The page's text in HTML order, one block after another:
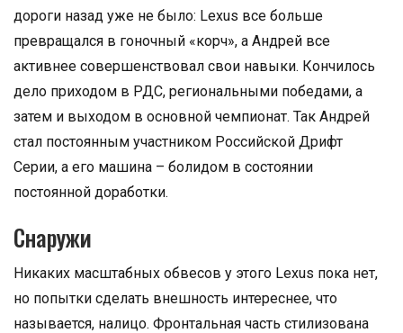
дороги назад уже не было: Lexus все больше
превращался в гоночный «корч», а Андрей все
активнее совершенствовал свои навыки. Кончилось
дело приходом в РДС, региональными победами, а
затем и выходом в основной чемпионат. Так Андрей
стал постоянным участником Российской Дрифт
Серии, а его машина – болидом в состоянии
постоянной доработки.
Снаружи
Никаких масштабных обвесов у этого Lexus пока нет,
но попытки сделать внешность интереснее, что
называется, налицо. Фронтальная часть стилизована